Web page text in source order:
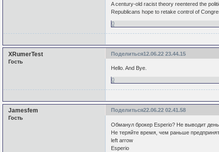
A century-old racist theory reentered the
Republicans hope to retake control of
0
Поделиться12.06.22 23.44.15
XRumerTest
Гость
Hello. And Bye.
0
Поделиться22.06.22 02.41.58
Jamesfem
Гость
Обманул брокер Esperio? Не выводит
Не теряйте время, чем раньше
left arrow
Esperio